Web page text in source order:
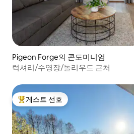
Pigeon Forge의 콘도미니엄
럭셔리/수영장/돌리우드 근처
상위 게스트 선호
게스트 선호